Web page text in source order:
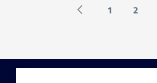
Pagina precedente
1 2